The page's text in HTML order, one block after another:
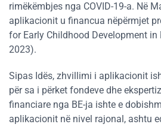
rimëkëmbjes nga COVID-19-a. Në
aplikacionit u financua nëpërmjet
for Early Childhood Development in
2023).
Sipas Idës, zhvillimi i aplikacionit
për sa i përket fondeve dhe
financiare nga BE-ja ishte e
aplikacionit në nivel rajonal, ashtu